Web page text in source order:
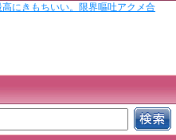
にきもちいい。限界嘔吐アクメ合